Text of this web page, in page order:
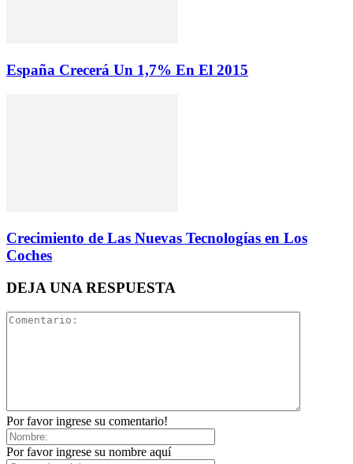
España Crecerá Un 1,7% En El 2015
Crecimiento de Las Nuevas Tecnologías en Los
Coches
DEJA UNA RESPUESTA
Por favor ingrese su comentario!
Por favor ingrese su nombre aquí